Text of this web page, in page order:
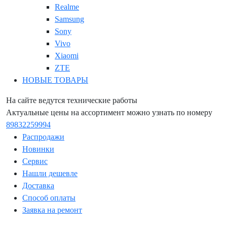
Realme
Samsung
Sony
Vivo
Xiaomi
ZTE
НОВЫЕ ТОВАРЫ
На сайте ведутся технические работы
Актуальные цены на ассортимент можно узнать по номеру
89832259994
Распродажи
Новинки
Сервис
Нашли дешевле
Доставка
Способ оплаты
Заявка на ремонт